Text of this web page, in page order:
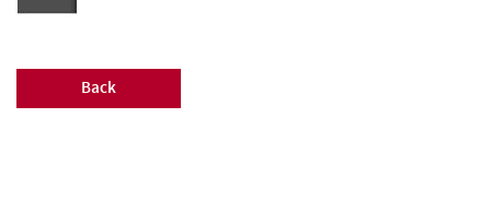
Back